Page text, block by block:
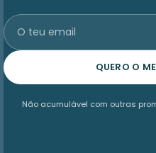
QUERO O
Não acumulável com outras